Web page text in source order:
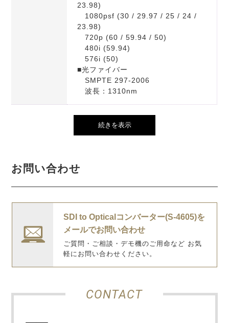
23.98)
1080psf (30 / 29.97 / 25 / 24 /
23.98)
720p (60 / 59.94 / 50)
480i (59.94)
576i (50)
■光ファイバー
SMPTE 297-2006
波長：1310nm
続きを表示
お問い合わせ
SDI to Opticalコンバーター(S-4605)を
メールでお問い合わせ
ご質問・ご相談・デモ機のご用命など お気
軽にお問い合わせください。
CONTACT